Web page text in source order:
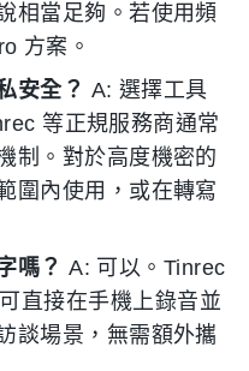
相當足夠。若使用頻
方案。
安全？ A: 選擇工具
等正規服務商通常
制。對於高度機密的
圍內使用，或在轉寫
嗎？ A: 可以。Tinrec
直接在手機上錄音並
談場景，無需額外攜